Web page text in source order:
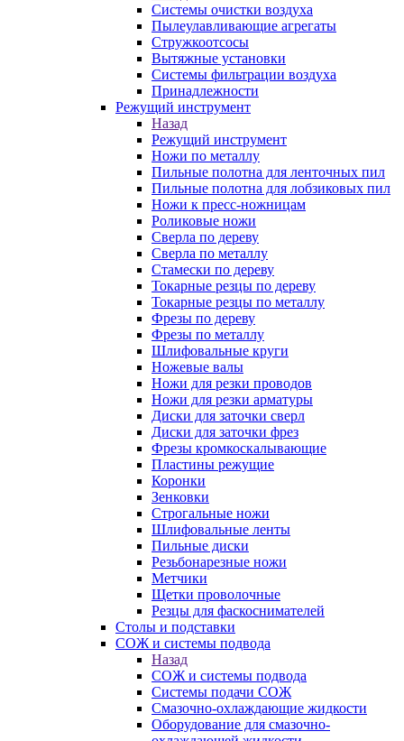
Системы очистки воздуха
Пылеулавливающие агрегаты
Стружкоотсосы
Вытяжные установки
Системы фильтрации воздуха
Принадлежности
Режущий инструмент
Назад
Режущий инструмент
Ножи по металлу
Пильные полотна для ленточных пил
Пильные полотна для лобзиковых пил
Ножи к пресс-ножницам
Роликовые ножи
Сверла по дереву
Сверла по металлу
Стамески по дереву
Токарные резцы по дереву
Токарные резцы по металлу
Фрезы по дереву
Фрезы по металлу
Шлифовальные круги
Ножевые валы
Ножи для резки проводов
Ножи для резки арматуры
Диски для заточки сверл
Диски для заточки фрез
Фрезы кромкоскалывающие
Пластины режущие
Коронки
Зенковки
Строгальные ножи
Шлифовальные ленты
Пильные диски
Резьбонарезные ножи
Метчики
Щетки проволочные
Резцы для фаскоснимателей
Столы и подставки
СОЖ и системы подвода
Назад
СОЖ и системы подвода
Системы подачи СОЖ
Смазочно-охлаждающие жидкости
Оборудование для смазочно-